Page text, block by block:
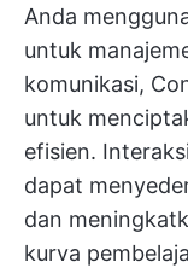
Anda
untuk
komunikasi,
untuk
efisien.
dapat
dan
kurva